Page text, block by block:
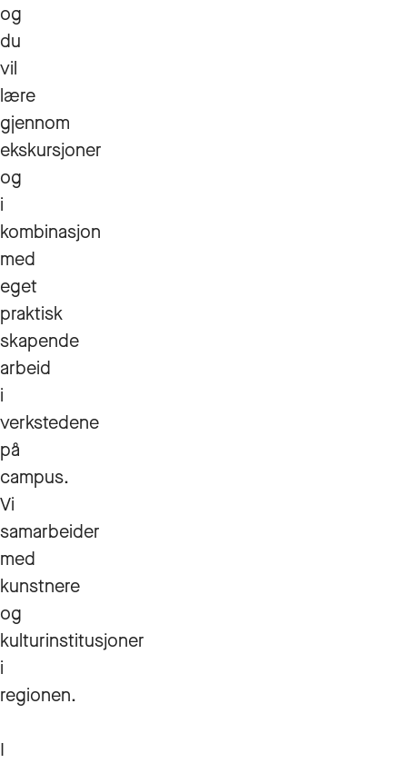
og
du
vil
lære
gjennom
ekskursjoner
og
i
kombinasjon
med
eget
praktisk
skapende
arbeid
i
verkstedene
på
campus.
Vi
samarbeider
med
kunstnere
og
kulturinstitusjoner
i
regionen.
I